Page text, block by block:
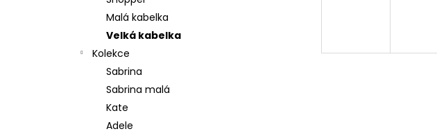
Malá kabelka
Velká kabelka
Kolekce
Sabrina
Sabrina malá
Kate
Adele